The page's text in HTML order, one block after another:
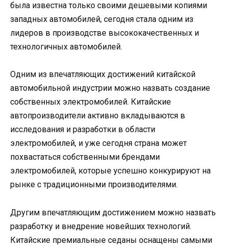
была известна только своими дешевыми копиями
западных автомобилей, сегодня стала одним из
лидеров в производстве высококачественных и
технологичных автомобилей.
Одним из впечатляющих достижений китайской
автомобильной индустрии можно назвать создание
собственных электромобилей. Китайские
автопроизводители активно вкладываются в
исследования и разработки в области
электромобилей, и уже сегодня страна может
похвастаться собственными брендами
электромобилей, которые успешно конкурируют на
рынке с традиционными производителями.
Другим впечатляющим достижением можно назвать
разработку и внедрение новейших технологий.
Китайские премиальные седаны оснащены самыми